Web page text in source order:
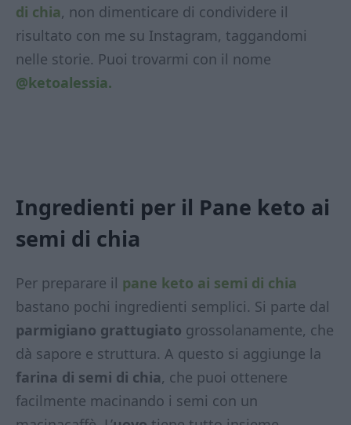
di chia, non dimenticare di condividere il
risultato con me su Instagram, taggandomi
nelle storie. Puoi trovarmi con il nome
@ketoalessia.
Ingredienti per il Pane keto ai
semi di chia
Per preparare il pane keto ai semi di chia
bastano pochi ingredienti semplici. Si parte dal
parmigiano grattugiato grossolanamente, che
dà sapore e struttura. A questo si aggiunge la
farina di semi di chia, che puoi ottenere
facilmente macinando i semi con un